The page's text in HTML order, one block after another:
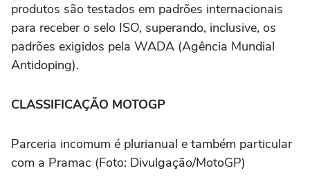
produtos são testados em padrões internacionais
para receber o selo ISO, superando, inclusive, os
padrões exigidos pela WADA (Agência Mundial
Antidoping).
CLASSIFICAÇÃO MOTOGP
Parceria incomum é plurianual e também particular
com a Pramac (Foto: Divulgação/MotoGP)